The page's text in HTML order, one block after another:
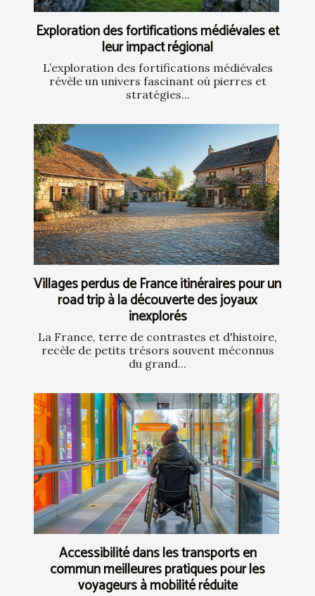
Exploration des fortifications médiévales et
leur impact régional
L’exploration des fortifications médiévales
révèle un univers fascinant où pierres et
stratégies...
Villages perdus de France itinéraires pour un
road trip à la découverte des joyaux
inexplorés
La France, terre de contrastes et d'histoire,
recèle de petits trésors souvent méconnus
du grand...
Accessibilité dans les transports en
commun meilleures pratiques pour les
voyageurs à mobilité réduite